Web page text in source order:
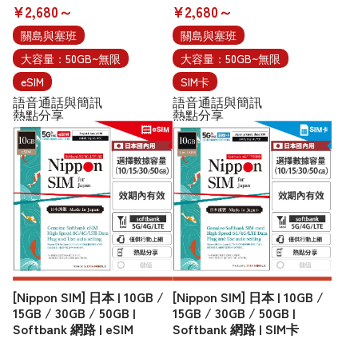
¥2,680～
關島與塞班
大容量：50GB~無限
eSIM
語音通話與簡訊
熱點分享
¥2,680～
關島與塞班
大容量：50GB~無限
SIM卡
語音通話與簡訊
熱點分享
[Nippon SIM] 日本 | 10GB /
15GB / 30GB / 50GB |
Softbank 網路 | eSIM
[Nippon SIM] 日本 | 10GB /
15GB / 30GB / 50GB |
Softbank 網路 | SIM卡